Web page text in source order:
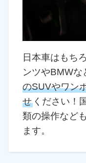
日本車はもち
ンツやBMW
のSUVやワン
せ ください！
類の操作など
ます。